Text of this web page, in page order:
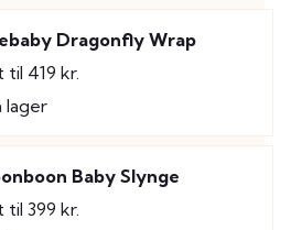
Dragonfly Wrap
til 419 kr.
lager
Baby Slynge
til 399 kr.